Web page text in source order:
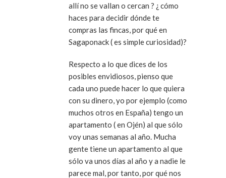
allí no se vallan o cercan ? ¿ cómo
haces para decidir dónde te
compras las fincas, por qué en
Sagaponack ( es simple curiosidad)?
Respecto a lo que dices de los
posibles envidiosos, pienso que
cada uno puede hacer lo que quiera
con su dinero, yo por ejemplo (como
muchos otros en España) tengo un
apartamento ( en Ojén) al que sólo
voy unas semanas al año. Mucha
gente tiene un apartamento al que
sólo va unos días al año y a nadie le
parece mal, por tanto, por qué nos